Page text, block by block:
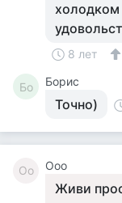
холодком
8 лет
Бо Борис
Точно)
Оо Ооо
Живи